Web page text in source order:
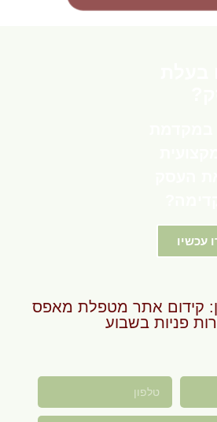
עכשיו
קידום אתר מטפלת מאפס
פניות בשבוע